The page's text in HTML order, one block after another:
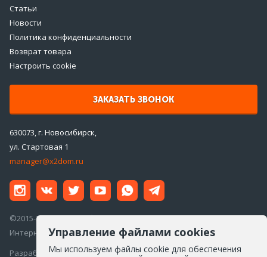
Статьи
Новости
Политика конфиденциальности
Возврат товара
Настроить cookie
ЗАКАЗАТЬ ЗВОНОК
630073, г. Новосибирск,
ул. Стартовая 1
manager@x2dom.ru
©2015-2026 ООО «ДаблДом»
Интернет-магазин инженерной сантехники
Разработка сайта —Айкон
Управление файлами cookies
Мы используем файлы cookie для обеспечения